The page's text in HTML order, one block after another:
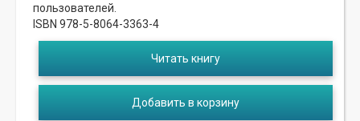
пользователей.
ISBN 978-5-8064-3363-4
Читать книгу
Добавить в корзину